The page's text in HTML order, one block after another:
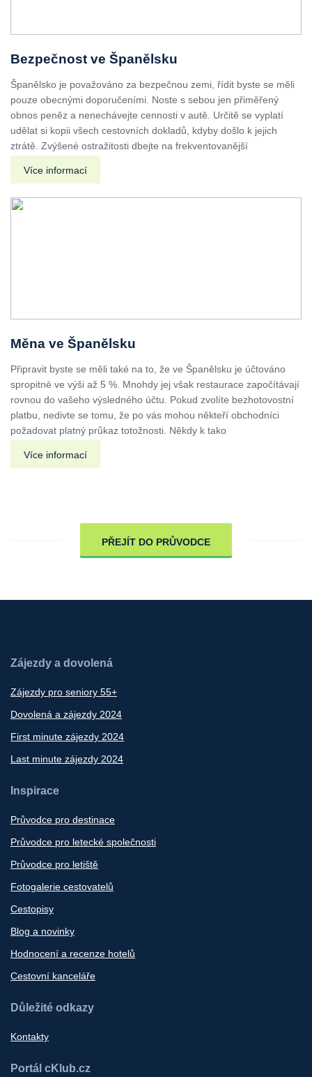
Bezpečnost ve Španělsku
Španělsko je považováno za bezpečnou zemi, řídit byste se měli
pouze obecnými doporučeními. Noste s sebou jen přiměřený
obnos peněz a nenechávejte cennosti v autě. Určitě se vyplatí
udělat si kopii všech cestovních dokladů, kdyby došlo k jejich
ztrátě. Zvýšené ostražitosti dbejte na frekventovanější
Více informací
Měna ve Španělsku
Připravit byste se měli také na to, že ve Španělsku je účtováno
spropitné ve výši až 5 %. Mnohdy jej však restaurace započítávají
rovnou do vašeho výsledného účtu. Pokud zvolíte bezhotovostní
platbu, nedivte se tomu, že po vás mohou někteří obchodníci
požadovat platný průkaz totožnosti. Někdy k tako
Více informací
PŘEJÍT DO PRŮVODCE
Zájezdy a dovolená
Zájezdy pro seniory 55+
Dovolená a zájezdy 2024
First minute zájezdy 2024
Last minute zájezdy 2024
Inspirace
Průvodce pro destinace
Průvodce pro letecké společnosti
Průvodce pro letiště
Fotogalerie cestovatelů
Cestopisy
Blog a novinky
Hodnocení a recenze hotelů
Cestovní kanceláře
Důležité odkazy
Kontakty
Portál cKlub.cz